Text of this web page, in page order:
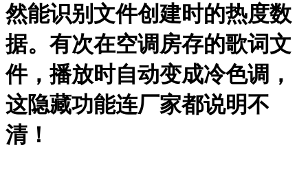
然能识别文件创建时的热度数
据。有次在空调房存的歌词文
件，播放时自动变成冷色调，
这隐藏功能连厂家都说明不
清！